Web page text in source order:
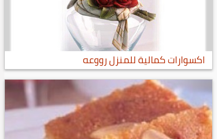
اكسوارات كمالية للمنزل رووعه